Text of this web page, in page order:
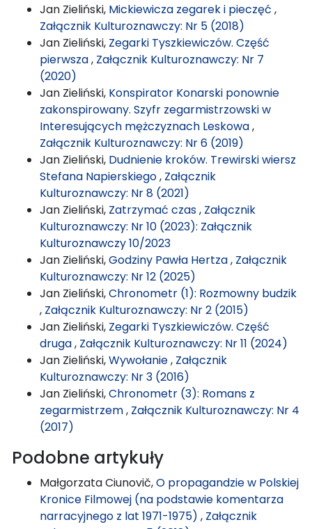
Jan Zieliński, Mickiewicza zegarek i pieczęć ,
Załącznik Kulturoznawczy: Nr 5 (2018)
Jan Zieliński, Zegarki Tyszkiewiczów. Część
pierwsza, Załącznik Kulturoznawczy: Nr 7
(2020)
Jan Zieliński, Konspirator Konarski ponownie
zakonspirowany. Szyfr zegarmistrzowski w
Interesujących mężczyznach Leskowa,
Załącznik Kulturoznawczy: Nr 6 (2019)
Jan Zieliński, Dudnienie kroków. Trewirski wiersz
Stefana Napierskiego, Załącznik
Kulturoznawczy: Nr 8 (2021)
Jan Zieliński, Zatrzymać czas, Załącznik
Kulturoznawczy: Nr 10 (2023): Załącznik
Kulturoznawczy 10/2023
Jan Zieliński,Godziny Pawła Hertza, Załącznik
Kulturoznawczy: Nr 12 (2025)
Jan Zieliński,Chronometr (1): Rozmowny budzik
, Załącznik Kulturoznawczy: Nr 2 (2015)
Jan Zieliński, Zegarki Tyszkiewiczów. Część
druga, Załącznik Kulturoznawczy: Nr 11 (2024)
Jan Zieliński,Wywołanie, Załącznik
Kulturoznawczy: Nr 3 (2016)
Jan Zieliński,Chronometr (3): Romans z
zegarmistrzem, Załącznik Kulturoznawczy: Nr 4
(2017)
Podobne artykuły
Małgorzata Ciunovič,O propagandzie w Polskiej
Kronice Filmowej (na podstawie komentarza
narracyjnego z lat 1971-1975) , Załącznik